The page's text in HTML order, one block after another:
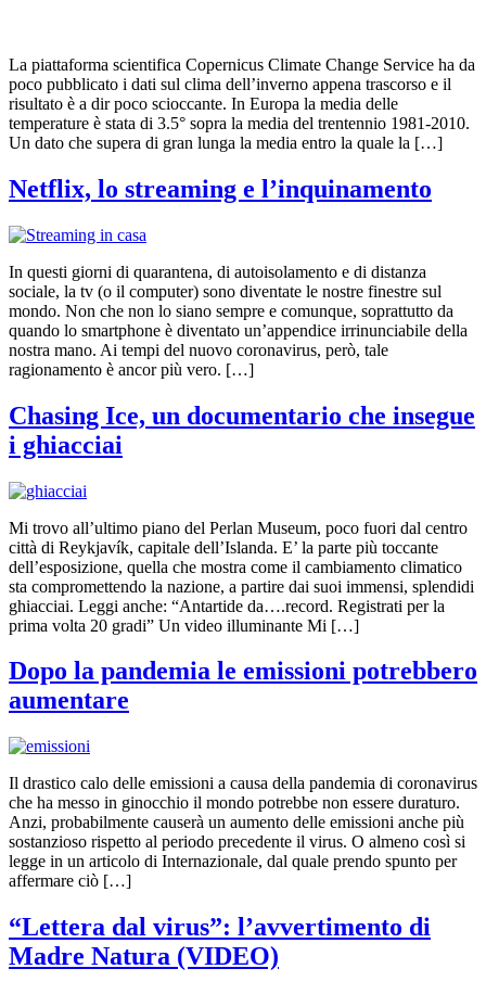
La piattaforma scientifica Copernicus Climate Change Service ha da
poco pubblicato i dati sul clima dell’inverno appena trascorso e il
risultato è a dir poco scioccante. In Europa la media delle
temperature è stata di 3.5° sopra la media del trentennio 1981-2010.
Un dato che supera di gran lunga la media entro la quale la […]
Netflix, lo streaming e l’inquinamento
In questi giorni di quarantena, di autoisolamento e di distanza
sociale, la tv (o il computer) sono diventate le nostre finestre sul
mondo. Non che non lo siano sempre e comunque, soprattutto da
quando lo smartphone è diventato un’appendice irrinunciabile della
nostra mano. Ai tempi del nuovo coronavirus, però, tale
ragionamento è ancor più vero. […]
Chasing Ice, un documentario che insegue
i ghiacciai
Mi trovo all’ultimo piano del Perlan Museum, poco fuori dal centro
città di Reykjavík, capitale dell’Islanda. E’ la parte più toccante
dell’esposizione, quella che mostra come il cambiamento climatico
sta compromettendo la nazione, a partire dai suoi immensi, splendidi
ghiacciai. Leggi anche: “Antartide da….record. Registrati per la
prima volta 20 gradi” Un video illuminante Mi […]
Dopo la pandemia le emissioni potrebbero
aumentare
Il drastico calo delle emissioni a causa della pandemia di coronavirus
che ha messo in ginocchio il mondo potrebbe non essere duraturo.
Anzi, probabilmente causerà un aumento delle emissioni anche più
sostanzioso rispetto al periodo precedente il virus. O almeno così si
legge in un articolo di Internazionale, dal quale prendo spunto per
affermare ciò […]
“Lettera dal virus”: l’avvertimento di
Madre Natura (VIDEO)